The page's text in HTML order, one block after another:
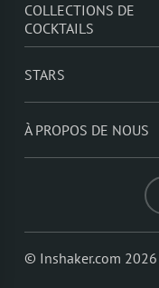
COLLECTIONS DE
COCKTAILS
STARS
À PROPOS DE NOUS
© Inshaker.com 2026